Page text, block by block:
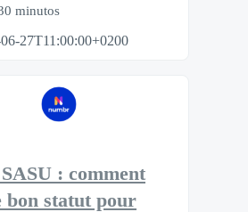
minutos
27T11:00:00+0200
: comment
bon statut pour